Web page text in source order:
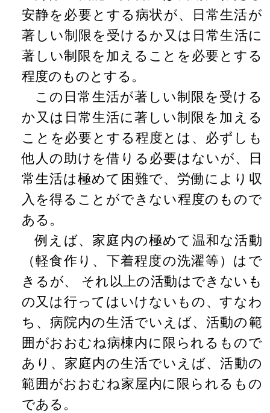
安静を必要とする病状が、日常生活が
著しい制限を受けるか又は日常生活に
著しい制限を加えることを必要とする
程度のものとする。
この日常生活が著しい制限を受ける
か又は日常生活に著しい制限を加える
ことを必要とする程度とは、必ずしも
他人の助けを借りる必要はないが、日
常生活は極めて困難で、労働により収
入を得ることができない程度のもので
ある。
例えば、家庭内の極めて温和な活動
（軽食作り、下着程度の洗濯等）はで
きるが、 それ以上の活動はできないも
の又は行ってはいけないもの、すなわ
ち、病院内の生活でいえば、活動の範
囲がおおむね病棟内に限られるもので
あり、家庭内の生活でいえば、活動の
範囲がおおむね家屋内に限られるもの
である。